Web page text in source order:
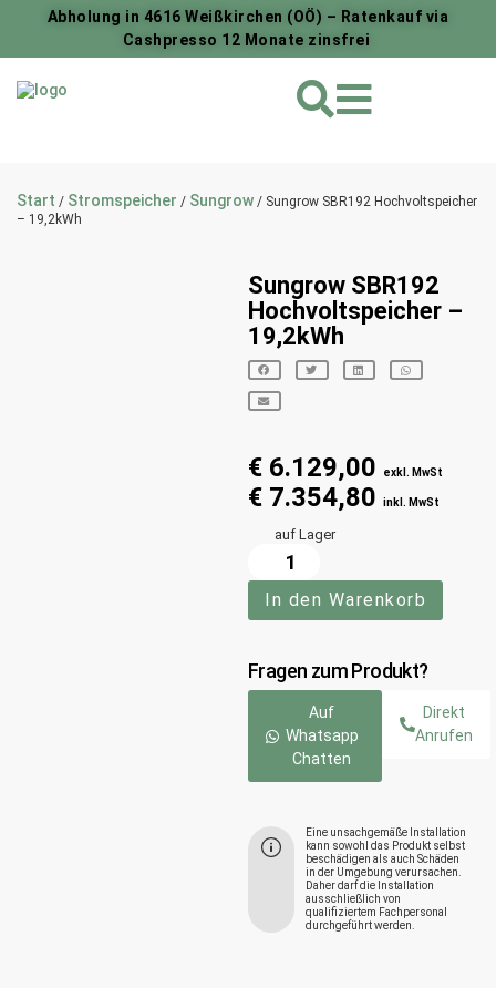
Abholung in 4616 Weißkirchen (OÖ) – Ratenkauf via
Cashpresso 12 Monate zinsfrei
Start / Stromspeicher / Sungrow / Sungrow SBR192 Hochvoltspeicher
– 19,2kWh
Sungrow SBR192
Hochvoltspeicher –
19,2kWh
€ 6.129,00 exkl. MwSt
€ 7.354,80 inkl. MwSt
auf Lager
In den Warenkorb
Fragen zum Produkt?
Auf
Whatsapp
Chatten
Direkt
Anrufen
Eine unsachgemäße Installation
kann sowohl das Produkt selbst
beschädigen als auch Schäden
in der Umgebung verursachen.
Daher darf die Installation
ausschließlich von
qualifiziertem Fachpersonal
durchgeführt werden.